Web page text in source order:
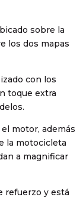
sobre la
los dos mapas
con los
toque extra
motor, además
la motocicleta
a magnificar
refuerzo y está